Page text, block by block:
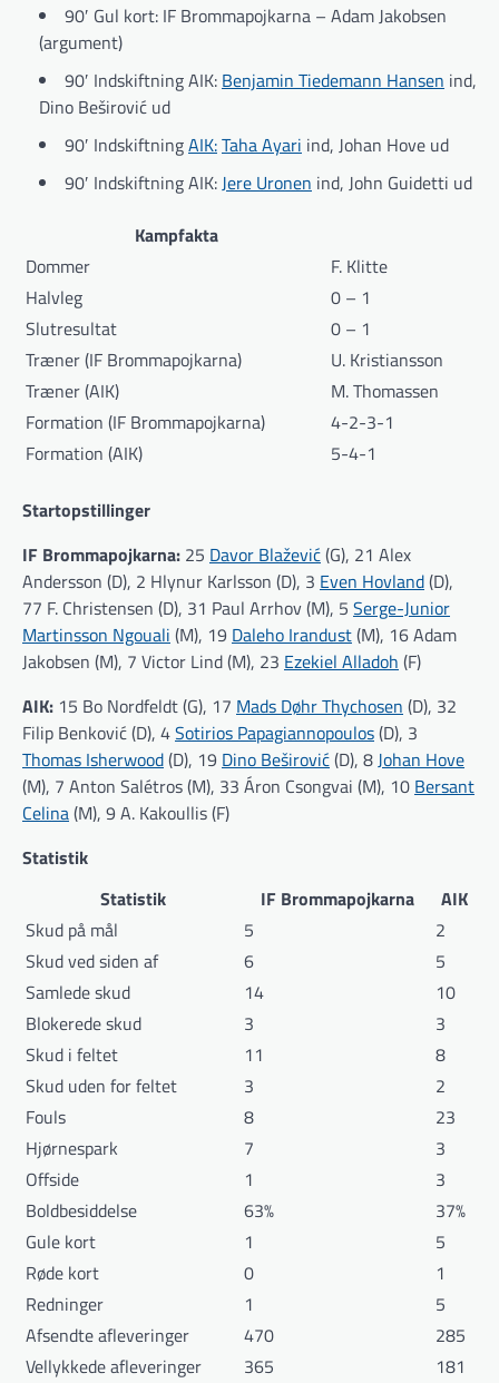
90′ Gul kort: IF Brommapojkarna – Adam Jakobsen
(argument)
90′ Indskiftning AIK: Benjamin Tiedemann Hansen ind,
Dino Beširović ud
90′ IndskiftningAIK:Taha Ayari ind, Johan Hove ud
90′ Indskiftning AIK: Jere Uronen ind, John Guidetti ud
Kampfakta
Dommer
F. Klitte
Halvleg
0 – 1
Slutresultat
0 – 1
Træner (IF Brommapojkarna)
U. Kristiansson
Træner (AIK)
M. Thomassen
Formation (IF Brommapojkarna)
4-2-3-1
Formation (AIK)
5-4-1
Startopstillinger
IF Brommapojkarna: 25 Davor Blažević(G), 21 Alex
Andersson (D), 2 Hlynur Karlsson (D), 3 Even Hovland(D),
77 F. Christensen (D), 31 Paul Arrhov (M), 5 Serge-Junior
Martinsson Ngouali (M), 19 Daleho Irandust(M), 16 Adam
Jakobsen (M), 7 Victor Lind (M), 23 Ezekiel Alladoh (F)
AIK: 15 Bo Nordfeldt (G), 17 Mads Døhr Thychosen (D), 32
Filip Benković (D), 4Sotirios Papagiannopoulos(D), 3
Thomas Isherwood(D), 19 Dino Beširović(D), 8 Johan Hove
(M), 7 Anton Salétros (M), 33 Áron Csongvai (M), 10 Bersant
Celina(M), 9 A. Kakoullis (F)
Statistik
Statistik
IF Brommapojkarna
AIK
Skud på mål
5
2
Skud ved siden af
6
5
Samlede skud
14
10
Blokerede skud
3
3
Skud i feltet
11
8
Skud uden for feltet
3
2
Fouls
8
23
Hjørnespark
7
3
Offside
1
3
Boldbesiddelse
63%
37%
Gule kort
1
5
Røde kort
0
1
Redninger
1
5
Afsendte afleveringer
470
285
Vellykkede afleveringer
365 181